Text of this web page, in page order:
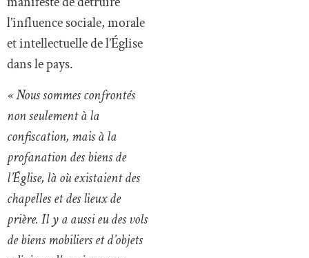
l’influence sociale, morale
et intellectuelle de l’Église
dans le pays.
« Nous sommes confrontés
non seulement à la
confiscation, mais à la
profanation des biens de
l’Église, là où existaient des
chapelles et des lieux de
prière. Il y a aussi eu des vols
de biens mobiliers et d’objets